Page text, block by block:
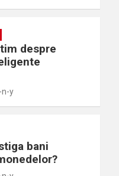
despre
n-y
bani